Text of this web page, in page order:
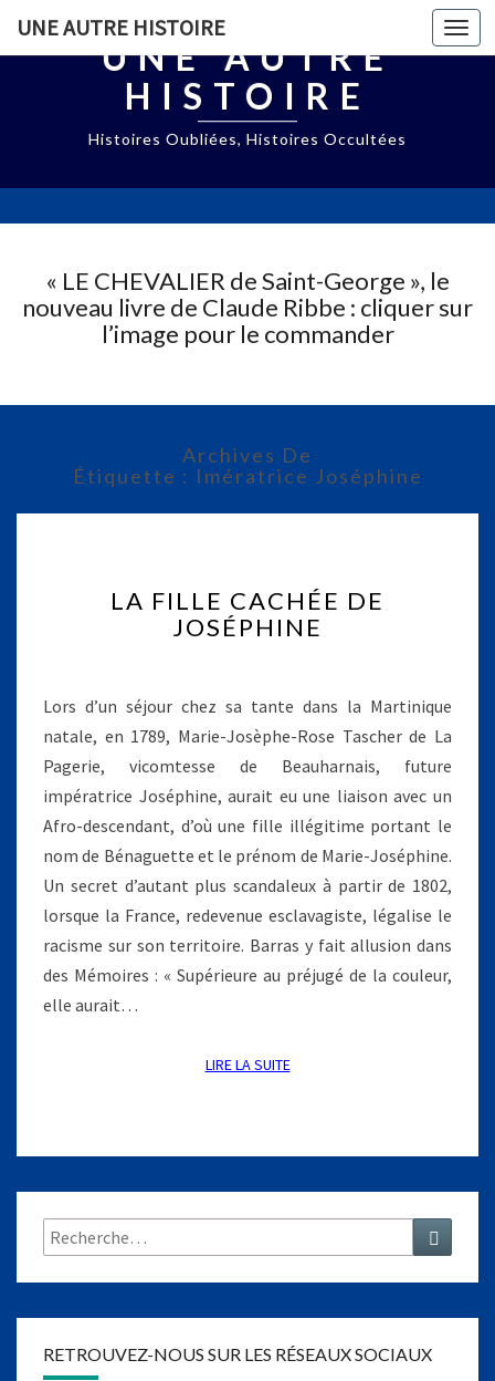
UNE AUTRE HISTOIRE
UNE AUTRE
HISTOIRE
Histoires Oubliées, Histoires Occultées
« LE CHEVALIER de Saint-George », le
nouveau livre de Claude Ribbe : cliquer sur
l’image pour le commander
Archives De
Étiquette : Imératrice Joséphine
A
F
L
E
C
A
C
H
É
D
E
J
O
H
LA FILLE CACHÉE DE
JOSÉPHINE
Lors d’un séjour chez sa tante dans la Martinique
natale, en 1789, Marie-Josèphe-Rose Tascher de La
Pagerie, vicomtesse de Beauharnais, future
impératrice Joséphine, aurait eu une liaison avec un
Afro-descendant, d’où une fille illégitime portant le
nom de Bénaguette et le prénom de Marie-Joséphine.
Un secret d’autant plus scandaleux à partir de 1802,
lorsque la France, redevenue esclavagiste, légalise le
racisme sur son territoire. Barras y fait allusion dans
des Mémoires : « Supérieure au préjugé de la couleur,
elle aurait…
LIRE LA SUITELIRE LA SUITE
Rechercher :
RETROUVEZ-NOUS SUR LES RÉSEAUX SOCIAUX